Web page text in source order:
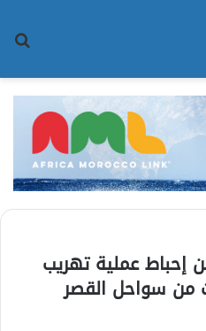
إحباط عملية تهريب
من سواحل القصر